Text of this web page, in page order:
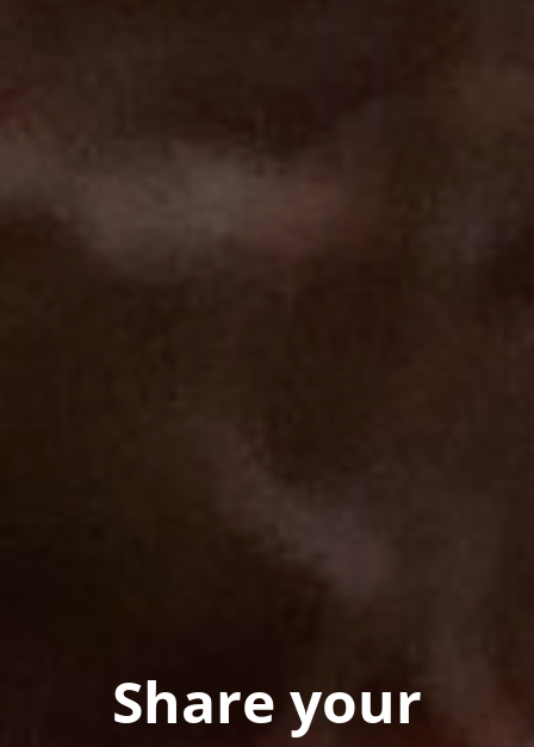
Share your